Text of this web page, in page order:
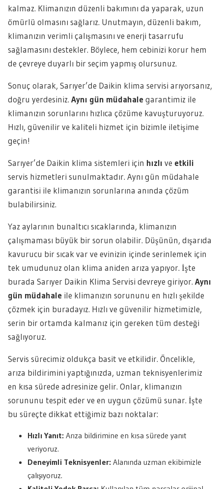
kalmaz. Klimanızın düzenli bakımını da yaparak, uzun
ömürlü olmasını sağlarız. Unutmayın, düzenli bakım,
klimanızın verimli çalışmasını ve enerji tasarrufu
sağlamasını destekler. Böylece, hem cebinizi korur hem
de çevreye duyarlı bir seçim yapmış olursunuz.
Sonuç olarak, Sarıyer’de Daikin klima servisi arıyorsanız,
doğru yerdesiniz. Aynı gün müdahalegarantimiz ile
klimanızın sorunlarını hızlıca çözüme kavuşturuyoruz.
Hızlı, güvenilir ve kaliteli hizmet için bizimle iletişime
geçin!
Sarıyer’de Daikin klima sistemleri için hızlı ve etkili
servis hizmetleri sunulmaktadır. Aynı gün müdahale
garantisi ile klimanızın sorunlarına anında çözüm
bulabilirsiniz.
Yaz aylarının bunaltıcı sıcaklarında, klimanızın
çalışmaması büyük bir sorun olabilir. Düşünün, dışarıda
kavurucu bir sıcak var ve evinizin içinde serinlemek için
tek umudunuz olan klima aniden arıza yapıyor. İşte
burada Sarıyer Daikin Klima Servisi devreye giriyor. Aynı
gün müdahale ile klimanızın sorununu en hızlı şekilde
çözmek için buradayız. Hızlı ve güvenilir hizmetimizle,
serin bir ortamda kalmanız için gereken tüm desteği
sağlıyoruz.
Servis sürecimiz oldukça basit ve etkilidir. Öncelikle,
arıza bildirimini yaptığınızda, uzman teknisyenlerimiz
en kısa sürede adresinize gelir. Onlar, klimanızın
sorununu tespit eder ve en uygun çözümü sunar. İşte
bu süreçte dikkat ettiğimiz bazı noktalar:
Hızlı Yanıt: Arıza bildirimine en kısa sürede yanıt
veriyoruz.
Deneyimli Teknisyenler: Alanında uzman ekibimizle
çalışıyoruz.